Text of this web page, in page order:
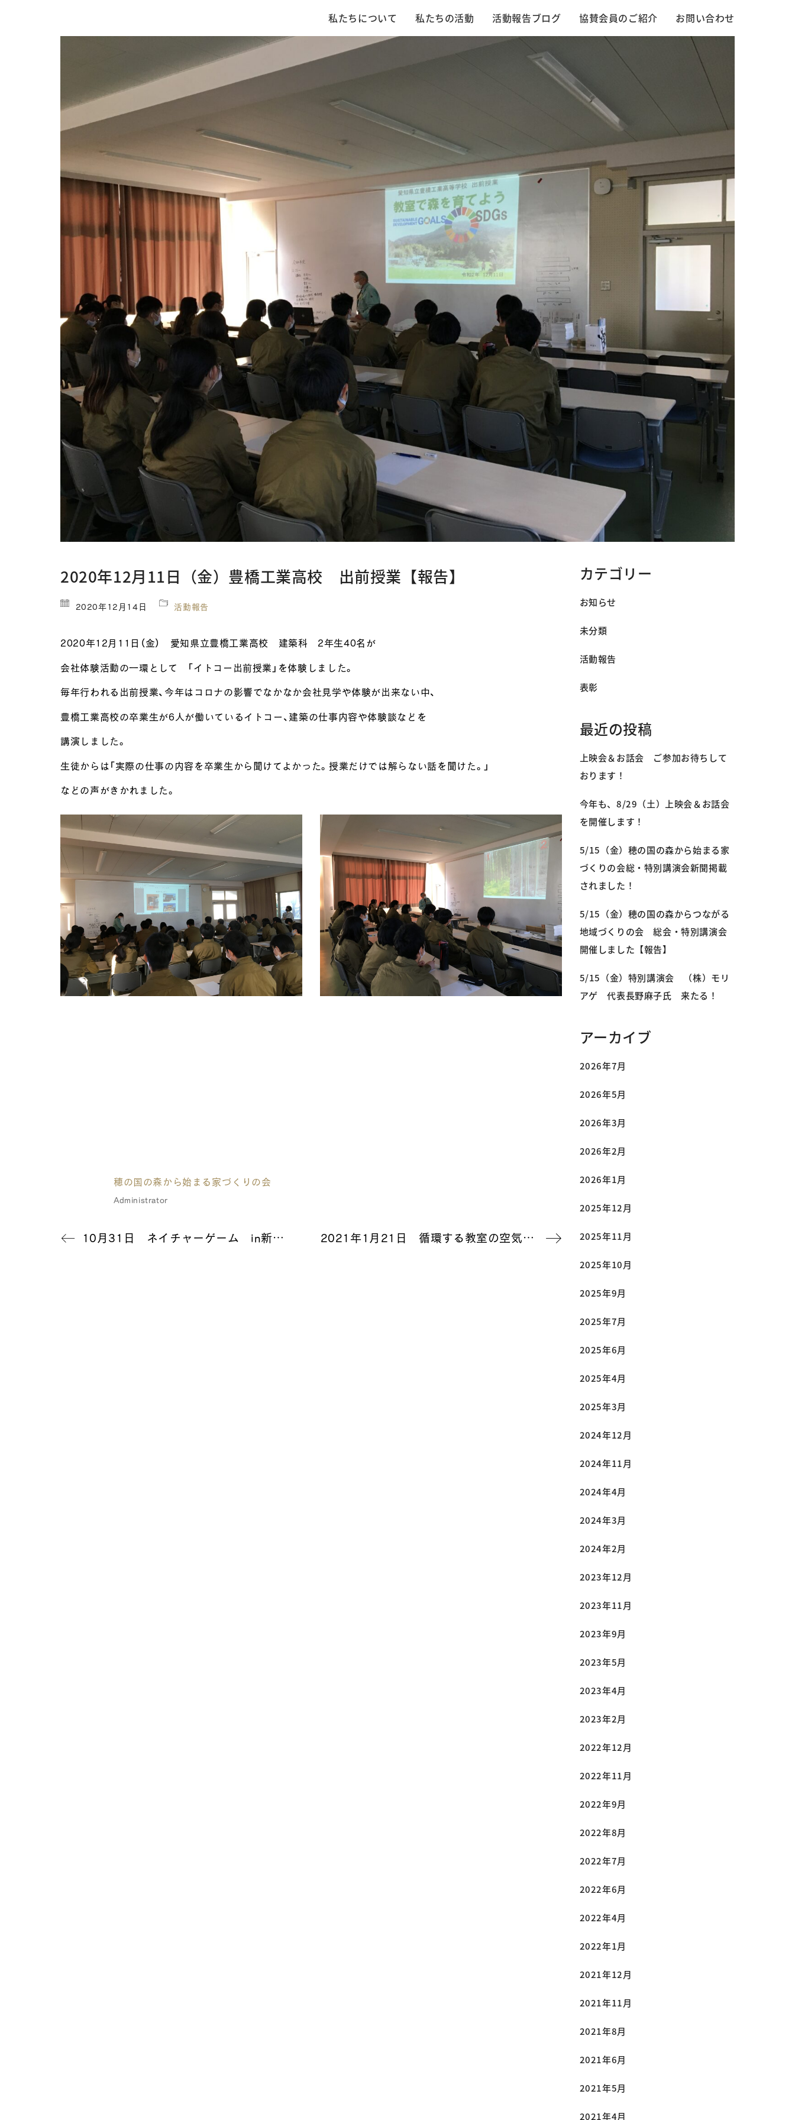
私たちについて 私たちの活動 活動報告ブログ 協賛会員のご紹介 お問い合わせ
2020年12月11日（金）豊橋工業高校 出前授業【報告】
2020年12月14日 活動報告
2020年12月11日（金） 愛知県立豊橋工業高校 建築科 2年生40名が
会社体験活動の一環として 「イトコー出前授業」を体験しました。
毎年行われる出前授業、今年はコロナの影響でなかなか会社見学や体験が出来ない中、
豊橋工業高校の卒業生が6人が働いているイトコー、建築の仕事内容や体験談などを
講演しました。
生徒からは「実際の仕事の内容を卒業生から聞けてよかった。授業だけでは解らない話を聞けた。」
などの声がきかれました。
穂の国の森から始まる家づくりの会
Administrator
10月31日 ネイチャーゲーム in新城鳳来寺山麓 報告 2021年1月21日 循環する教室の空気はビタミン材運動開催
カテゴリー
お知らせ
未分類
活動報告
表彰
最近の投稿
上映会＆お話会 ご参加お待ちして
おります！
今年も、8/29（土）上映会＆お話会
を開催します！
5/15（金）穂の国の森から始まる家
づくりの会総・特別講演会新聞掲載
されました！
5/15（金）穂の国の森からつながる
地域づくりの会 総会・特別講演会
開催しました【報告】
5/15（金）特別講演会 （株）モリ
アゲ 代表長野麻子氏 来たる！
アーカイブ
2026年7月
2026年5月
2026年3月
2026年2月
2026年1月
2025年12月
2025年11月
2025年10月
2025年9月
2025年7月
2025年6月
2025年4月
2025年3月
2024年12月
2024年11月
2024年4月
2024年3月
2024年2月
2023年12月
2023年11月
2023年9月
2023年5月
2023年4月
2023年2月
2022年12月
2022年11月
2022年9月
2022年8月
2022年7月
2022年6月
2022年4月
2022年1月
2021年12月
2021年11月
2021年8月
2021年6月
2021年5月
2021年4月